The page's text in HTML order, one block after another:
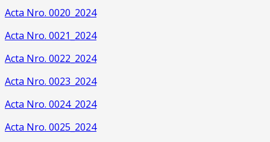
Acta Nro. 0020_2024
Acta Nro. 0021_2024
Acta Nro. 0022_2024
Acta Nro. 0023_2024
Acta Nro. 0024_2024
Acta Nro. 0025_2024